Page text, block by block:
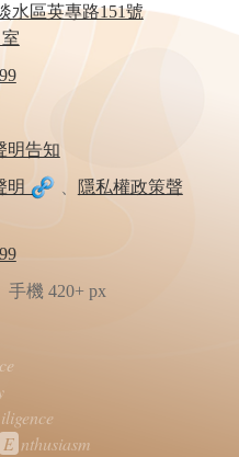
水區英專路151號
明告知
明 、
隱私權政策聲
手機 420+ px
iligence
E nthusiasm